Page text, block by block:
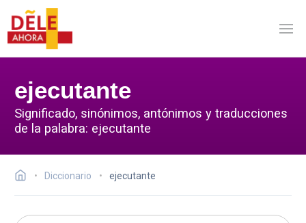
ejecutante
Significado, sinónimos, antónimos y traducciones
de la palabra: ejecutante
Diccionario ejecutante